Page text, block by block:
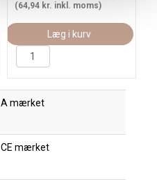
(64,94 kr. inkl. moms)
Læg i kurv
A mærket
CE mærket